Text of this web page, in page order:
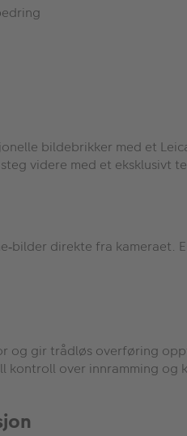
bildebrikker med et
videre med et eksklusivt
‑bilder direkte fra kameraet.
og gir trådløs overføring
over innramming og